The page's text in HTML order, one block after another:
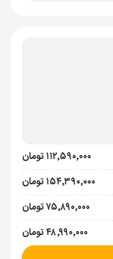
۱۱۲٬۵۹۰٬۰۰۰ تومان
۱۵۴٬۳۹۰٬۰۰۰ تومان
۷۵٬۸۹۰٬۰۰۰ تومان
۴۸٬۹۹۰٬۰۰۰ تومان